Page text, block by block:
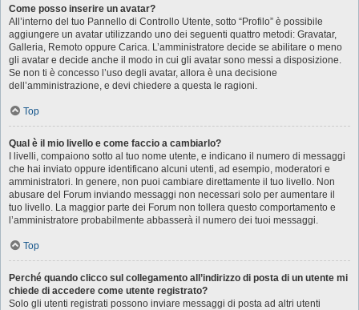
Come posso inserire un avatar?
All’interno del tuo Pannello di Controllo Utente, sotto “Profilo” è possibile
aggiungere un avatar utilizzando uno dei seguenti quattro metodi: Gravatar,
Galleria, Remoto oppure Carica. L’amministratore decide se abilitare o meno
gli avatar e decide anche il modo in cui gli avatar sono messi a disposizione.
Se non ti è concesso l’uso degli avatar, allora è una decisione
dell’amministrazione, e devi chiedere a questa le ragioni.
Top
Qual è il mio livello e come faccio a cambiarlo?
I livelli, compaiono sotto al tuo nome utente, e indicano il numero di messaggi
che hai inviato oppure identificano alcuni utenti, ad esempio, moderatori e
amministratori. In genere, non puoi cambiare direttamente il tuo livello. Non
abusare del Forum inviando messaggi non necessari solo per aumentare il
tuo livello. La maggior parte dei Forum non tollera questo comportamento e
l’amministratore probabilmente abbasserà il numero dei tuoi messaggi.
Top
Perché quando clicco sul collegamento all’indirizzo di posta di un utente mi
chiede di accedere come utente registrato?
Solo gli utenti registrati possono inviare messaggi di posta ad altri utenti